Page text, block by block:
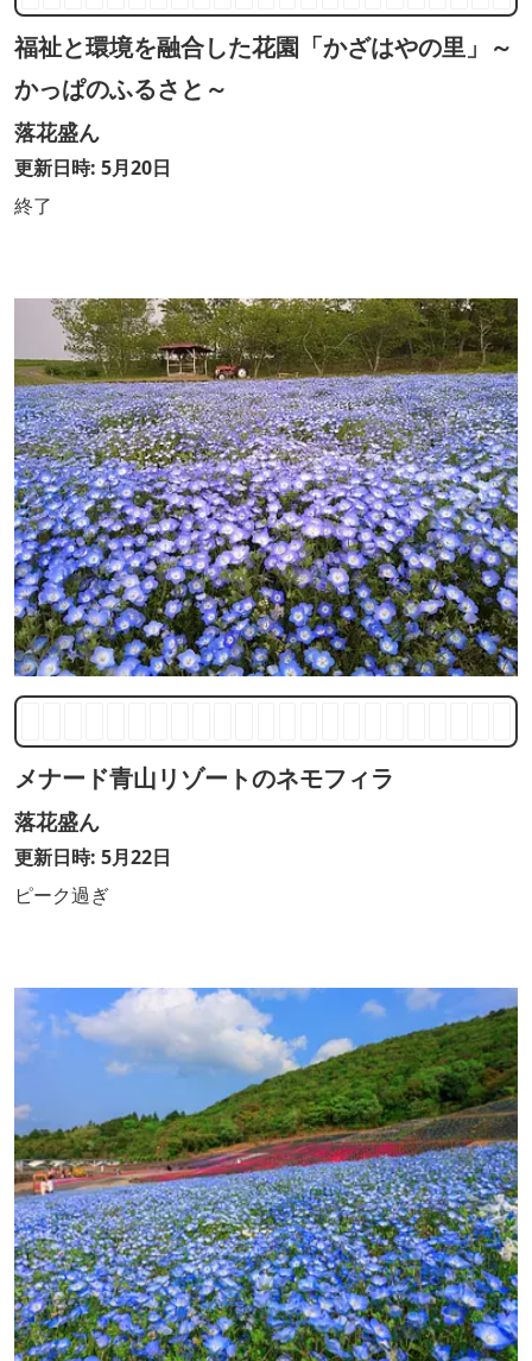
福祉と環境を融合した花園「かざはやの里」～
かっぱのふるさと～
落花盛ん
更新日時: 5月20日
終了
メナード青山リゾートのネモフィラ
落花盛ん
更新日時: 5月22日
ピーク過ぎ